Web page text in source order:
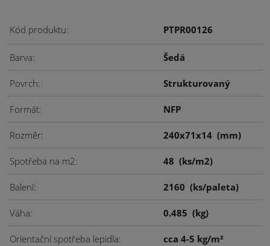
Kód produktu PTPR00126
Barva Šedá
Povrch Strukturovaný
Formát NFP
Rozměr 240x71x14 (mm)
Spotřeba na m2 48 (ks/m2)
Balení 2160 (ks/paleta)
Váha 0.485 (kg)
Orientační spotřeba lepidla cca 4-5 kg/m²